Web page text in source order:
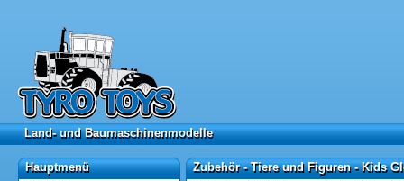
Land- und Baumaschinenmodelle
Land- und Baumaschinenmodelle
Hauptmenü
Hauptmenü
Zubehör - Tiere und Figuren - Kids
Zubehör - Tiere und Figuren - Kids